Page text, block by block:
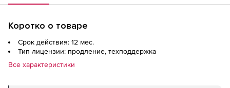
Коротко о товаре
Срок действия: 12 мес.
Тип лицензии: продление, техподдержка
Все характеристики